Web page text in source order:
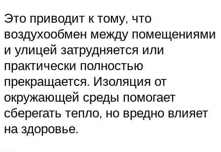
Это приводит к тому, что
воздухообмен между помещениями
и улицей затрудняется или
практически полностью
прекращается. Изоляция от
окружающей среды помогает
сберегать тепло, но вредно влияет
на здоровье.